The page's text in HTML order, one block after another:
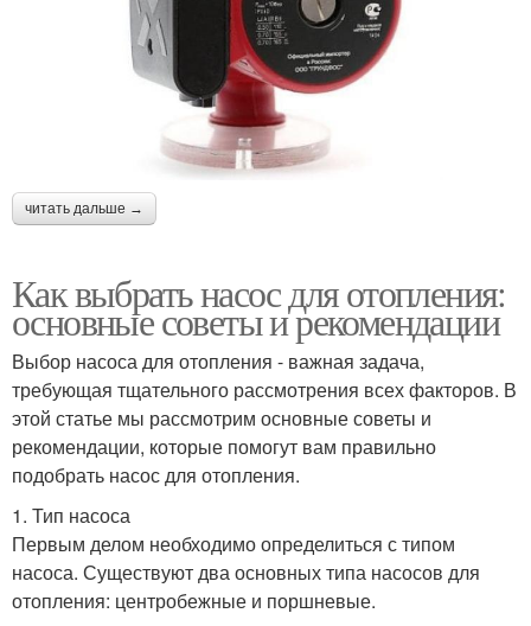
читать дальше →
Как выбрать насос для отопления:
основные советы и рекомендации
Выбор насоса для отопления - важная задача,
требующая тщательного рассмотрения всех факторов. В
этой статье мы рассмотрим основные советы и
рекомендации, которые помогут вам правильно
подобрать насос для отопления.
1. Тип насоса
Первым делом необходимо определиться с типом
насоса. Существуют два основных типа насосов для
отопления: центробежные и поршневые.